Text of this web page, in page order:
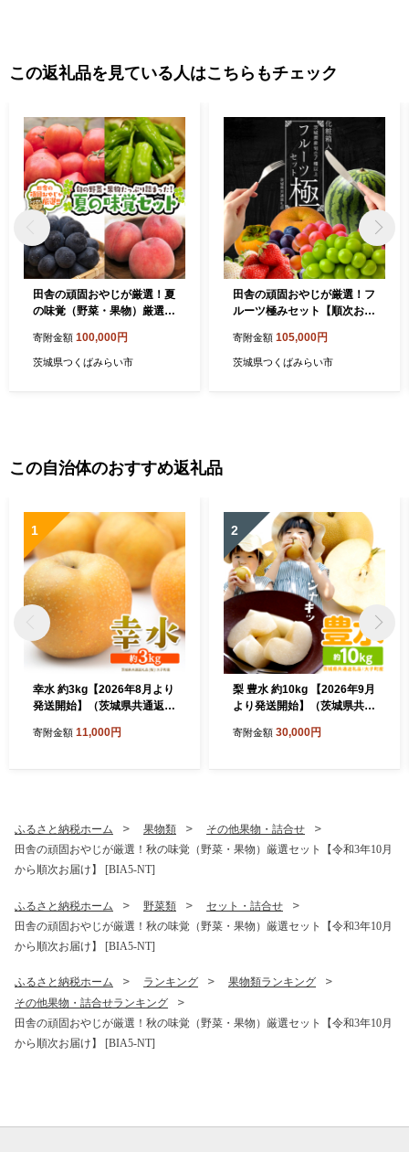
この返礼品を見ている人はこちらもチェック
田舎の頑固おやじが厳選！夏
の味覚（野菜・果物）厳選セ
お届け】 [BIA8-NT]
寄附金額 100,000円
茨城県つくばみらい市
田舎の頑固おやじが厳選！フ
ルーツ極みセット【順次お届
T]
寄附金額 105,000円
茨城県つくばみらい市
この自治体のおすすめ返礼品
1
幸水 約3kg【2026年8月より
発送開始】（茨城県共通返礼
ギフト 贈り物 プレゼント フ
寄附金額 11,000円
2
梨 豊水 約10kg 【2026年9月
より発送開始】（茨城県共通
の頑固おやじが厳選！ 梨 豊
寄附金額 30,000円
ふるさと納税ホーム 果物類
その他果物・詰合せ
田舎の頑固おやじが厳選！秋の味覚（野菜・果物）厳選セット【令和3年10月
から順次お届け】 [BIA5-NT]
ふるさと納税ホーム 野菜類
セット・詰合せ
田舎の頑固おやじが厳選！秋の味覚（野菜・果物）厳選セット【令和3年10月
から順次お届け】 [BIA5-NT]
ふるさと納税ホーム ランキング
果物類ランキング
その他果物・詰合せランキング
田舎の頑固おやじが厳選！秋の味覚（野菜・果物）厳選セット【令和3年10月
から順次お届け】 [BIA5-NT]